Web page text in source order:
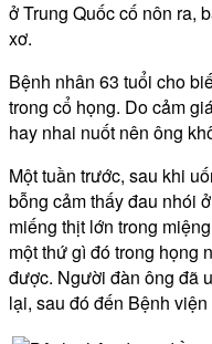
ở Trung Quốc cố nôn ra,
xơ.
Bệnh nhân 63 tuổi cho
trong cổ họng. Do cảm
hay nhai nuốt nên ông
Một tuần trước, sau khi
bỗng cảm thấy đau nhói
miếng thịt lớn trong
một thứ gì đó trong họng
được. Người đàn ông đã
lại, sau đó đến Bệnh